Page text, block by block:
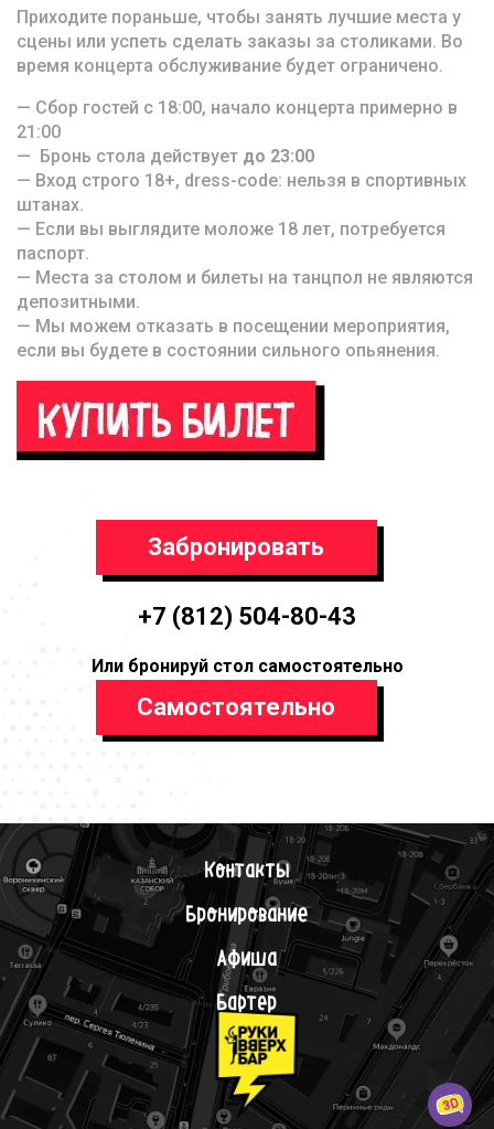
Приходите пораньше, чтобы занять лучшие места у
сцены или успеть сделать заказы за столиками. Во
время концерта обслуживание будет ограничено.
— Сбор гостей с 18:00, начало концерта примерно в
21:00
— Бронь стола действует до 23:00
— Вход строго 18+, dress-code: нельзя в спортивных
штанах.
— Если вы выглядите моложе 18 лет, потребуется
паспорт.
— Места за столом и билеты на танцпол не являются
депозитными.
— Мы можем отказать в посещении мероприятия,
если вы будете в состоянии сильного опьянения.
Забронировать
+7 (812) 504-80-43
Или бронируй стол самостоятельно
Самостоятельно
Контакты
Бронирование
Афиша
Бартер